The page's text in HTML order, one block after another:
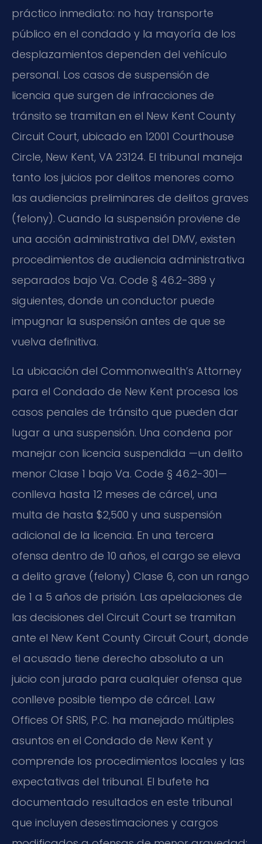
práctico inmediato: no hay transporte
público en el condado y la mayoría de los
desplazamientos dependen del vehículo
personal. Los casos de suspensión de
licencia que surgen de infracciones de
tránsito se tramitan en el New Kent County
Circuit Court, ubicado en 12001 Courthouse
Circle, New Kent, VA 23124. El tribunal maneja
tanto los juicios por delitos menores como
las audiencias preliminares de delitos graves
(felony). Cuando la suspensión proviene de
una acción administrativa del DMV, existen
procedimientos de audiencia administrativa
separados bajo Va. Code § 46.2-389 y
siguientes, donde un conductor puede
impugnar la suspensión antes de que se
vuelva definitiva.
La ubicación del Commonwealth’s Attorney
para el Condado de New Kent procesa los
casos penales de tránsito que pueden dar
lugar a una suspensión. Una condena por
manejar con licencia suspendida —un delito
menor Clase 1 bajo Va. Code § 46.2-301—
conlleva hasta 12 meses de cárcel, una
multa de hasta $2,500 y una suspensión
adicional de la licencia. En una tercera
ofensa dentro de 10 años, el cargo se eleva
a delito grave (felony) Clase 6, con un rango
de 1 a 5 años de prisión. Las apelaciones de
las decisiones del Circuit Court se tramitan
ante el New Kent County Circuit Court, donde
el acusado tiene derecho absoluto a un
juicio con jurado para cualquier ofensa que
conlleve posible tiempo de cárcel. Law
Offices Of SRIS, P.C. ha manejado múltiples
asuntos en el Condado de New Kent y
comprende los procedimientos locales y las
expectativas del tribunal. El bufete ha
documentado resultados en este tribunal
que incluyen desestimaciones y cargos